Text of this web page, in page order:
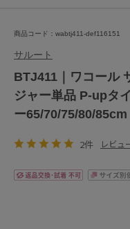
商品コード：wabtj411-def116151
サルート
BTJ411｜ワコール
ジャー単品 P-upタ
ー65/70/75/80/85cm
2件 レビュ